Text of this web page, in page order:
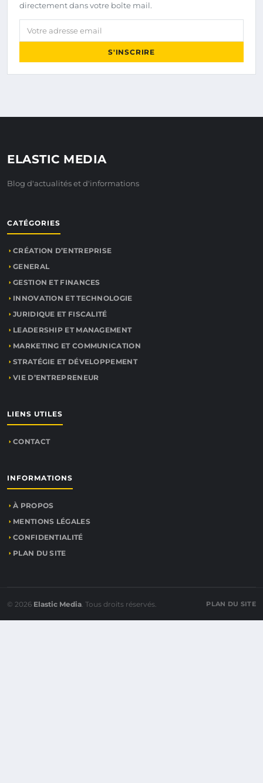
directement dans votre boîte mail.
Votre adresse email
S'INSCRIRE
ELASTIC MEDIA
Blog d'actualités et d'informations
CATÉGORIES
CRÉATION D’ENTREPRISE
GENERAL
GESTION ET FINANCES
INNOVATION ET TECHNOLOGIE
JURIDIQUE ET FISCALITÉ
LEADERSHIP ET MANAGEMENT
MARKETING ET COMMUNICATION
STRATÉGIE ET DÉVELOPPEMENT
VIE D’ENTREPRENEUR
LIENS UTILES
CONTACT
INFORMATIONS
À PROPOS
MENTIONS LÉGALES
CONFIDENTIALITÉ
PLAN DU SITE
© 2026 Elastic Media. Tous droits réservés. PLAN DU SITE